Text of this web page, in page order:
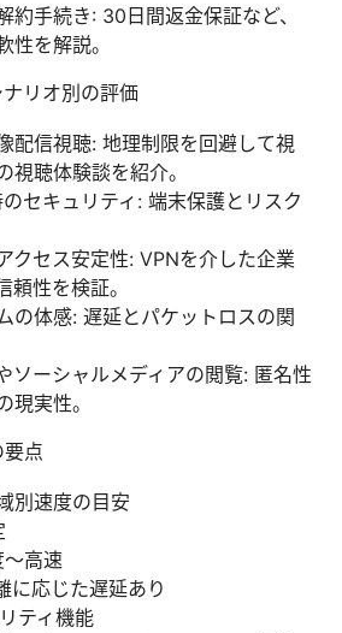
約手続き: 30日間返金保証など、
性を解説。
リオ別の評価
配信視聴: 地理制限を回避して視
視聴体験談を紹介。
セキュリティ: 端末保護とリスク
クセス安定性: VPNを介した企業
頼性を検証。
の体感: 遅延とパケットロスの関
ソーシャルメディアの閲覧: 匿名性
現実性。
点
別速度の目安
〜高速
に応じた遅延あり
ティ機能